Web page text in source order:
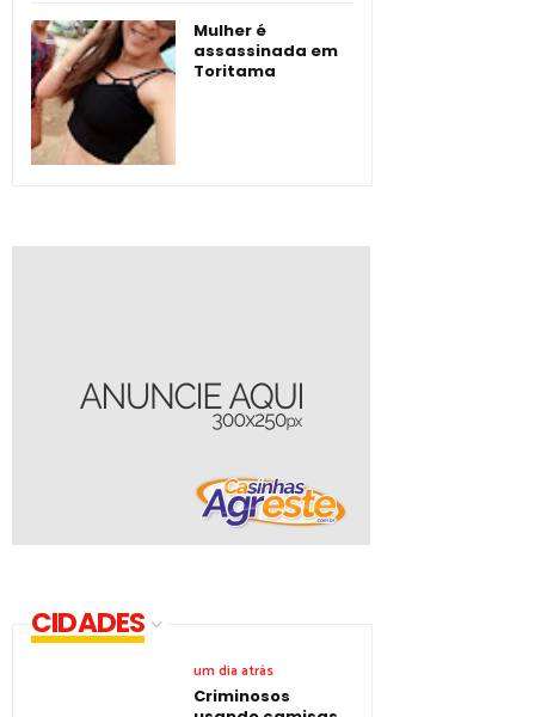
Mulher é
assassinada em
Toritama
CIDADES
um dia atrás
Criminosos